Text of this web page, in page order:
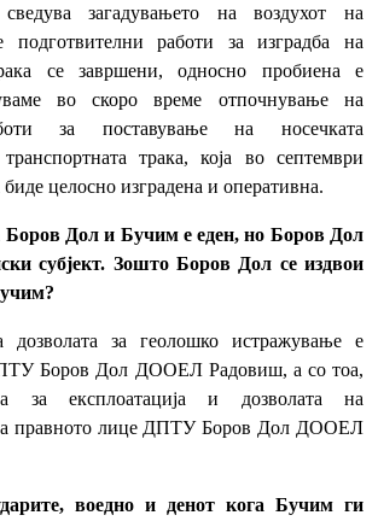
загадувањето на воздухот на
работи за изградба на
се завршени, односно пробиена е
во скоро време отпочнување на
за поставување на носечката
трака, која во септември
биде целосно изградена и оперативна.
Боров Дол и Бучим е еден, но Боров Дол
субјект. Зошто Боров Дол се издвои
за геолошко истражување е
Боров Дол ДООЕЛ Радовиш, а со тоа,
за експлоатација и дозволата на
на правното лице ДПТУ Боров Дол ДООЕЛ
воедно и денот кога Бучим ги